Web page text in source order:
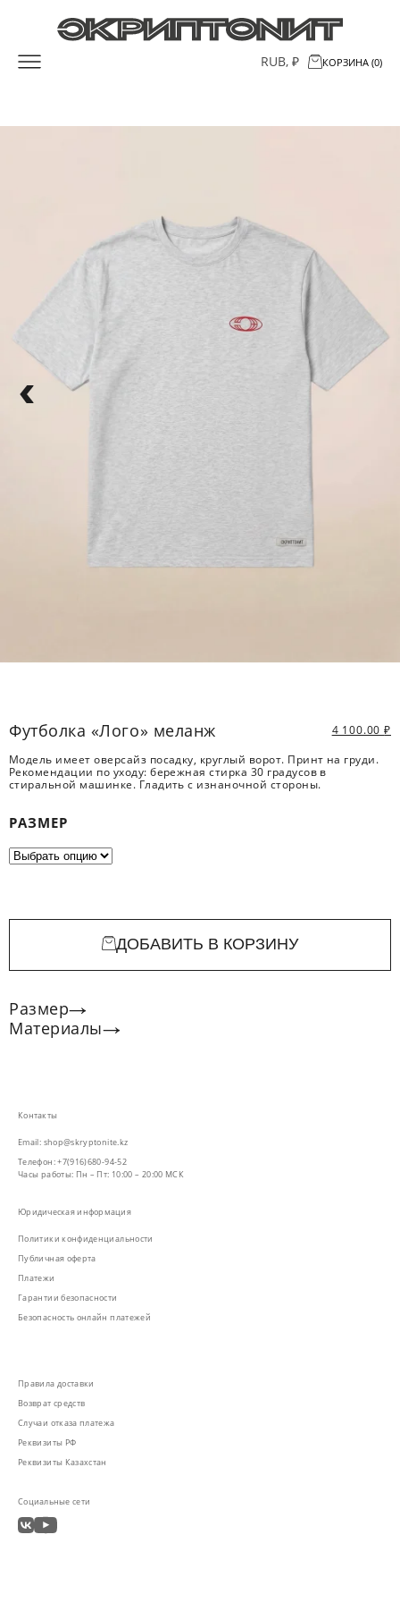
RUB, ₽ КОРЗИНА (0)
Футболка «Лого» меланж 4 100.00₽
Модель имеет оверсайз посадку, круглый ворот. Принт на груди.
Рекомендации по уходу: бережная стирка 30 градусов в
стиральной машинке. Гладить с изнаночной стороны.
РАЗМЕР
ДОБАВИТЬ В КОРЗИНУ
Размер
Материалы
Контакты
Email: shop@skryptonite.kz
Телефон: +7(916)680-94-52
Часы работы: Пн – Пт: 10:00 – 20:00 МСК
Юридическая информация
Политики конфиденциальности
Публичная оферта
Платежи
Гарантии безопасности
Безопасность онлайн платежей
Правила доставки
Возврат средств
Случаи отказа платежа
Реквизиты РФ
Реквизиты Казахстан
Социальные сети